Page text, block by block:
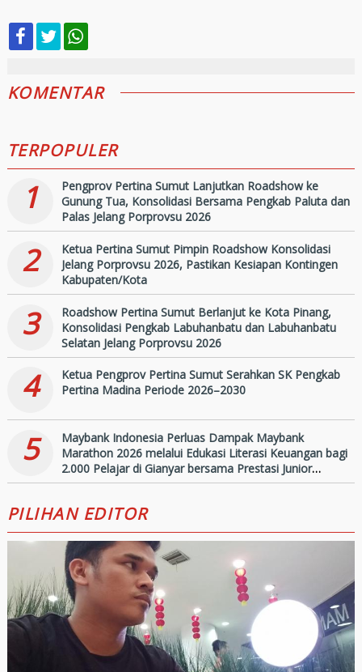
KOMENTAR
TERPOPULER
1
Pengprov Pertina Sumut Lanjutkan Roadshow ke
Gunung Tua, Konsolidasi Bersama Pengkab Paluta dan
Palas Jelang Porprovsu 2026
2
Ketua Pertina Sumut Pimpin Roadshow Konsolidasi
Jelang Porprovsu 2026, Pastikan Kesiapan Kontingen
Kabupaten/Kota
3
Roadshow Pertina Sumut Berlanjut ke Kota Pinang,
Konsolidasi Pengkab Labuhanbatu dan Labuhanbatu
Selatan Jelang Porprovsu 2026
4
Ketua Pengprov Pertina Sumut Serahkan SK Pengkab
Pertina Madina Periode 2026–2030
5
Maybank Indonesia Perluas Dampak Maybank
Marathon 2026 melalui Edukasi Literasi Keuangan bagi
2.000 Pelajar di Gianyar bersama Prestasi Junior
Indonesia
PILIHAN EDITOR